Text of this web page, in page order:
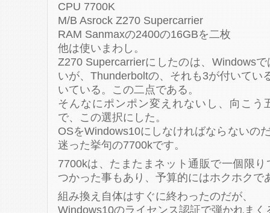
CPU 7700K
M/B Asrock Z270 Supercarrier
RAM Sanmaxの2400の16GBを二枚
他は使いまわし。
Z270 Supercarrierにしたのは、Windows
いが、Thunderboltの、それも3が付いてい
いている。この二点である。
そんなにポンポン変えれないし、向こう
で、この選択にした。
OSをWindows10にしなければならないの
迷った挙句の7700kです。
7700kは、たまたまネット通販で一個限
つかった事もあり、予算的にはホクホクで
組み換え自体はすぐに終わったのだが、
Windows10のライセンス認証で弾かれま